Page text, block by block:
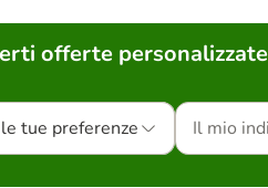
offerte
tue preferenze